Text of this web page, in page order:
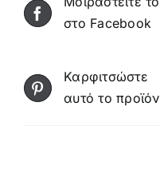
στο Facebook
Καρφιτσώστε
αυτό το προϊόν